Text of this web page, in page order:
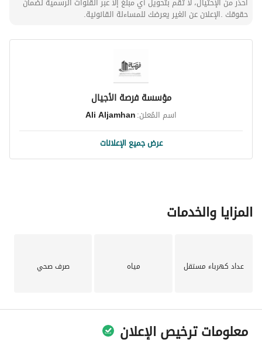
من المعلومات أو لترتيب زيارة.
حقوقك .الإعلان عن الغير يعرضك للمساءلة القانونية.
مؤسسة فرصة الأجيال
اسم المُعلن:Ali Aljamhan
عرض جميع الإعلانات
المزايا والخدمات
عداد كهرباء مستقل مياه صرف صحي
معلومات ترخيص الإعلان